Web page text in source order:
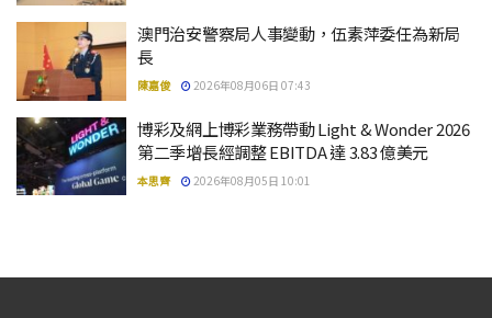
澳門治安警察局人事變動，伍素萍委任為新局
長
陳嘉俊 2026年08月06日 07:43
博彩及網上博彩業務帶動 Light & Wonder 2026
第二季增長經調整 EBITDA 達 3.83 億美元
本思齊 2026年08月05日 10:01